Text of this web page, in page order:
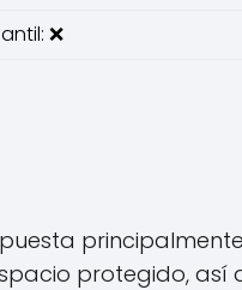
❌
protegido, así